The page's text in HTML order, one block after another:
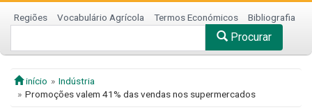
Regiões Vocabulário Agrícola Termos Económicos Bibliografia
Procurar
início
Indústria
Promoções valem 41% das vendas nos supermercados